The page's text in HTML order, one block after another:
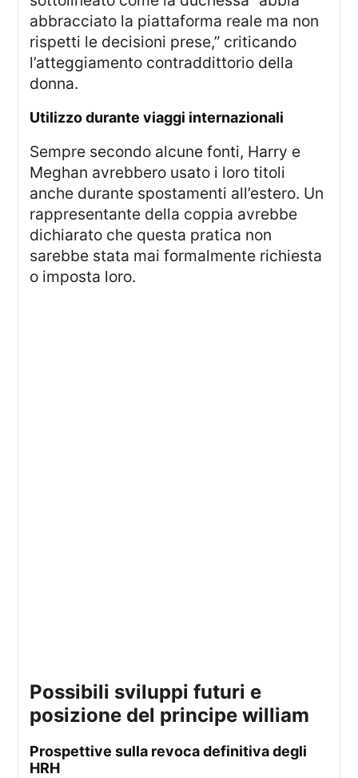
abbracciato la piattaforma reale ma non
rispetti le decisioni prese,” criticando
l’atteggiamento contraddittorio della
donna.
utilizzo durante viaggi internazionali
Sempre secondo alcune fonti, Harry e
Meghan avrebbero usato i loro titoli
anche durante spostamenti all’estero. Un
rappresentante della coppia avrebbe
dichiarato che questa pratica non
sarebbe stata mai formalmente richiesta
o imposta loro.
possibili sviluppi futuri e
posizione del principe william
prospettive sulla revoca definitiva degli
HRH